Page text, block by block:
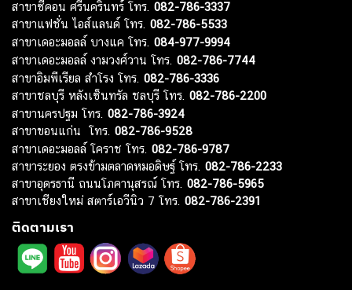
สาขาซีคอน ศรีนครินทร์ โทร. 082-786-3337
สาขาแฟชั่น ไอส์แลนด์ โทร. 082-786-5533
สาขาเดอะมอลล์ บางแค โทร. 084-977-9994
สาขาเดอะมอลล์ งามวงศ์วาน โทร. 082-786-7744
สาขาอิมพีเรียล สำโรง โทร. 082-786-3336
สาขาชลบุรี หลังเซ็นทรัล ชลบุรี โทร. 082-786-2200
สาขานครปฐม โทร. 082-786-3924
สาขาขอนแก่น โทร. 082-786-9528
สาขาเดอะมอลล์ โคราช โทร. 082-786-9787
สาขาระยอง ตรงข้ามตลาดหมอดิษฐ์ โทร. 082-786-2233
สาขาอุดรธานี ถนนโภคานุสรณ์ โทร. 082-786-5965
สาขาเชียงใหม่ สตาร์เอวีนิว 7 โทร. 082-786-2391
ติดตามเรา